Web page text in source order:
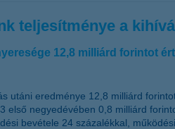
teljesítménye a
12,8 milliárd forintot
utáni eredménye 12,8 milliárd
első negyedévében 0,8 milliárd
bevétele 24 százalékkal,